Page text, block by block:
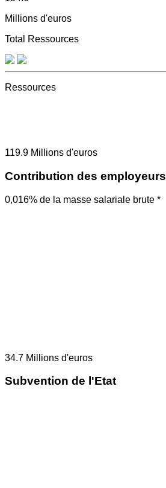
Millions d'euros
Total Ressources
Ressources
119.9 Millions d'euros
Contribution des employeurs
0,016% de la masse salariale brute *
34.7 Millions d'euros
Subvention de l'Etat